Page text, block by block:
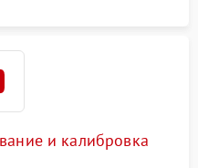
и калибровка